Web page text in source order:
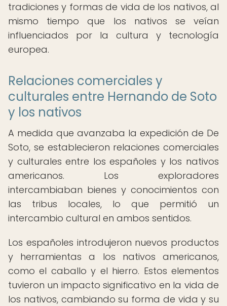
tradiciones y formas de vida de los nativos, al
mismo tiempo que los nativos se veían
influenciados por la cultura y tecnología
europea.
Relaciones comerciales y
culturales entre Hernando de Soto
y los nativos
A medida que avanzaba la expedición de De
Soto, se establecieron relaciones comerciales
y culturales entre los españoles y los nativos
americanos. Los exploradores
intercambiaban bienes y conocimientos con
las tribus locales, lo que permitió un
intercambio cultural en ambos sentidos.
Los españoles introdujeron nuevos productos
y herramientas a los nativos americanos,
como el caballo y el hierro. Estos elementos
tuvieron un impacto significativo en la vida de
los nativos, cambiando su forma de vida y su